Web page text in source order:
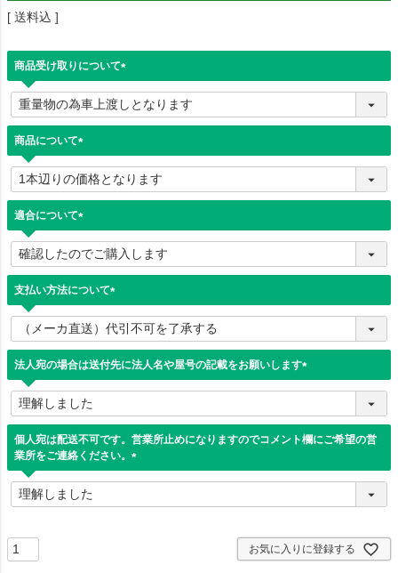
送料込
商品受け取りについて
必
須
商品について
必
須
適合について
必
須
支払い方法について
必
須
)
法人宛の場合は送付先に法人名や屋号の記載をお願いします
須
)
個人宛は配送不可です。営業所止めになりますのでコメント欄にご希望の営
業所をご連絡ください。
須
お気に入りに登録する